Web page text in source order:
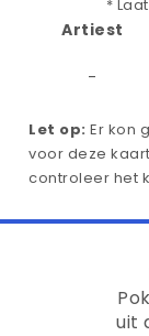
*
Artiest
-
Let op: Er kon
voor deze
controleer het
uit